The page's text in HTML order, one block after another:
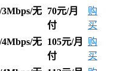
无 70元/月
付
购
买
无 105元/月
付
购
买